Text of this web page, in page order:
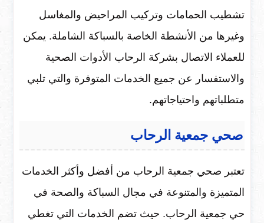
تشطيب الحمامات وتركيب المراحيض والمغاسل
وغيرها من الأنشطة الخاصة بالسباكة الشاملة. يمكن
للعملاء الاتصال بشركة الرحاب الأدوات الصحية
والاستفسار عن جميع الخدمات المتوفرة والتي تلبي
متطلباتهم واحتياجاتهم.
صحي جمعية الرحاب
تعتبر صحي جمعية الرحاب من أفضل وأكثر الخدمات
المتميزة والمتنوعة في مجال السباكة والصحة في
حي جمعية الرحاب. حيث تضم الخدمات التي تغطي